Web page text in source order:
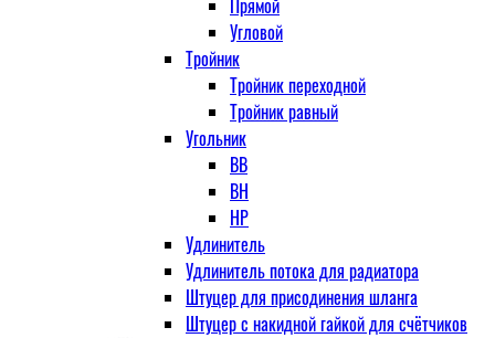
Прямой
Угловой
Тройник
Тройник переходной
Тройник равный
Угольник
ВВ
ВН
НР
Удлинитель
Удлинитель потока для радиатора
Штуцер для присодинения шланга
Штуцер с накидной гайкой для счётчиков